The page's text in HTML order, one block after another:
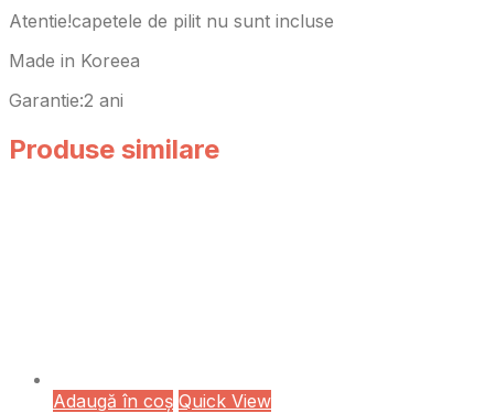
Atentie!capetele de pilit nu sunt incluse
Made in Koreea
Garantie:2 ani
Produse similare
Adaugă în coș Quick View